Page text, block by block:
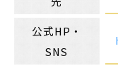
公式HP・
SNS